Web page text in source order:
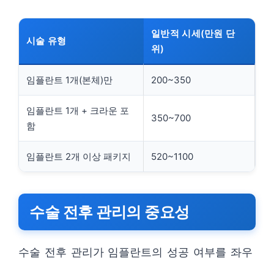
시술 유형
일반적 시세(만원 단
위)
임플란트 1개(본체)만 200~350
임플란트 1개 + 크라운 포
함
350~700
임플란트 2개 이상 패키지 520~1100
수술 전후 관리의 중요성
수술 전후 관리가 임플란트의 성공 여부를 좌우